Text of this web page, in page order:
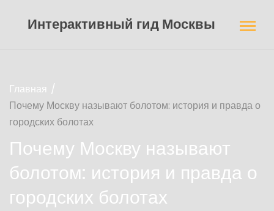
Интерактивный гид Москвы
Главная
Почему Москву называют болотом: история и правда о
городских болотах
Почему Москву называют
болотом: история и правда о
городских болотах